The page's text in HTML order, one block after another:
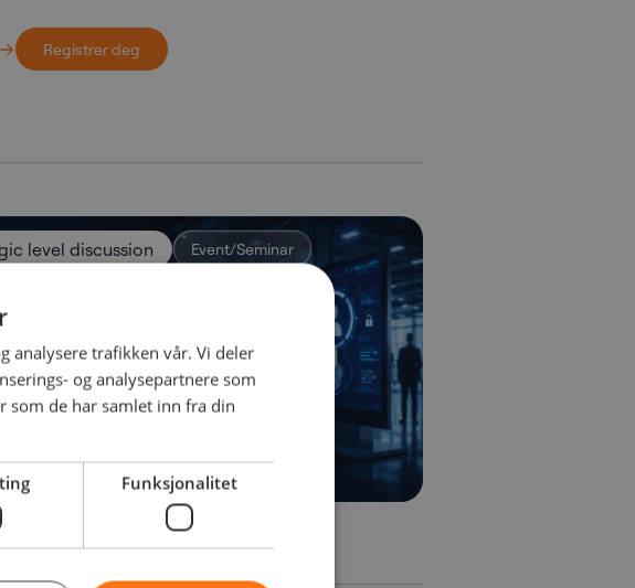
Registrer deg
level discussion Event/Seminar
analysere trafikken vår. Vi deler
og analysepartnere som
som de har samlet inn fra din
Funksjonalitet